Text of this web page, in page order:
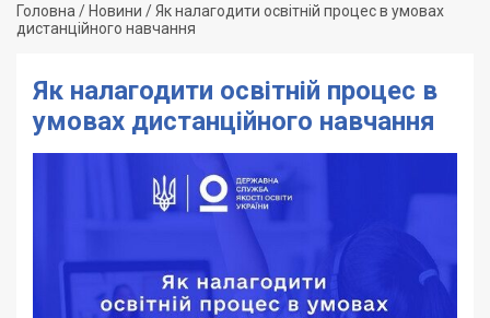
Головна / Новини /Як налагодити освітній процес в умовах
дистанційного навчання
Як налагодити освітній процес в
умовах дистанційного навчання